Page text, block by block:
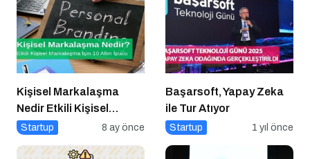
Kişisel Markalaşma
Nedir Etkili Kişisel
Markalaşma için 10 Altın
Startup 8 ay önce
Başarsoft, Yapay Zeka
ile Tur Atıyor
Startup 1 yıl önce